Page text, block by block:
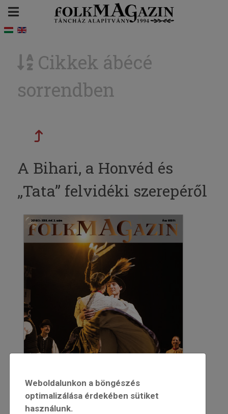
Cikkek ábécé
sorrendben
A Bihari, a Honvéd és
„Tata” felvidéki szerepéről
Weboldalunkon a böngészés
optimalizálása érdekében sütiket
használunk.